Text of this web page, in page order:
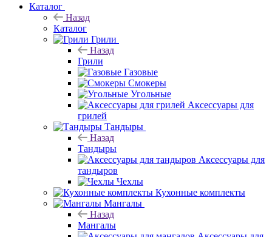
Каталог
Назад
Каталог
Грили
Назад
Грили
Газовые
Смокеры
Угольные
Аксессуары для
грилей
Тандыры
Назад
Тандыры
Аксессуары для
тандыров
Чехлы
Кухонные комплекты
Мангалы
Назад
Мангалы